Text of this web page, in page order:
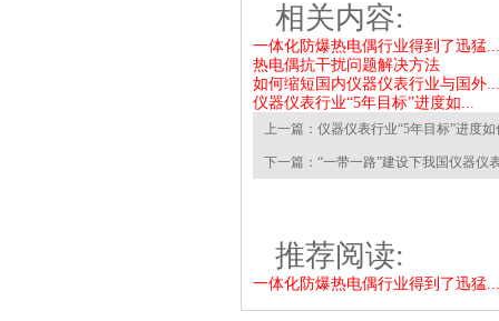
相关内容:
一体化防爆热电偶行业得到了迅猛...
热电偶抗干扰问题解决方法
如何缩短国内仪器仪表行业与国外...
仪器仪表行业“5年目标”进度如...
上一篇： 仪器仪表行业“5年目标”进度如
下一篇： “一带一路”建设下我国仪器仪
推荐阅读:
一体化防爆热电偶行业得到了迅猛...